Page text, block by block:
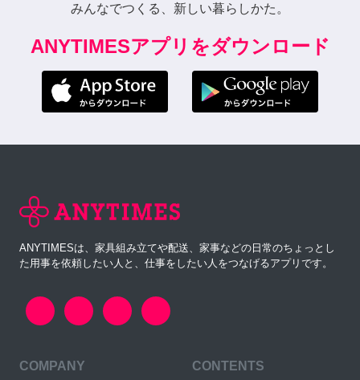
みんなでつくる、新しい暮らしかた。
ANYTIMESアプリをダウンロード
ANYTIMESは、家具組み立てや配送、家事などの日常のちょっとし
た用事を依頼したい人と、仕事をしたい人をつなげるアプリです。
COMPANY CONTENTS